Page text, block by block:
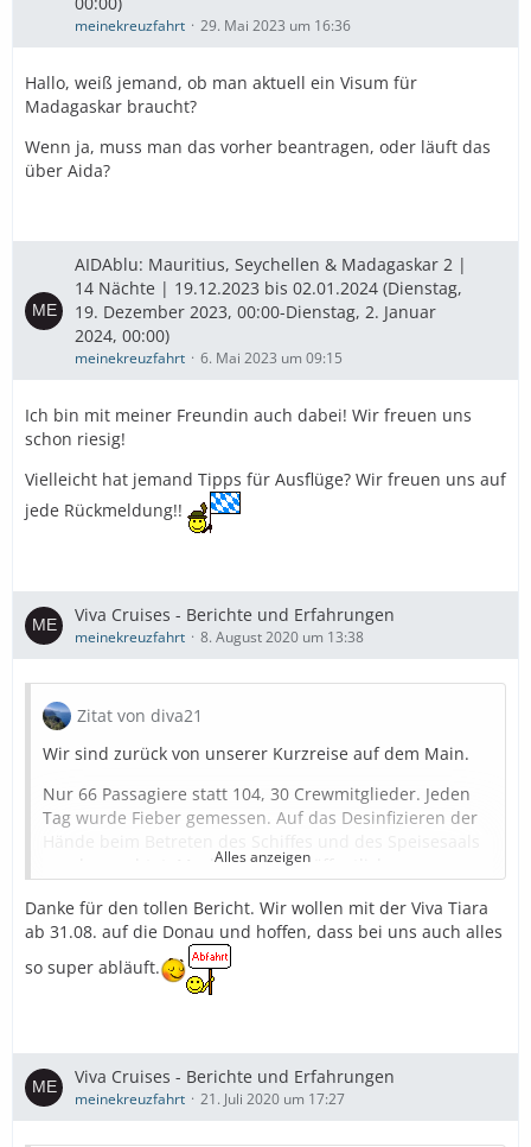
meinekreuzfahrt 29. Mai 2023 um 16:36
Hallo, weiß jemand, ob man aktuell ein Visum für
Madagaskar braucht?
Wenn ja, muss man das vorher beantragen, oder läuft das
über Aida?
AIDAblu: Mauritius, Seychellen & Madagaskar 2 |
14 Nächte | 19.12.2023 bis 02.01.2024 (Dienstag,
19. Dezember 2023, 00:00-Dienstag, 2. Januar
2024, 00:00)
meinekreuzfahrt 6. Mai 2023 um 09:15
Ich bin mit meiner Freundin auch dabei! Wir freuen uns
schon riesig!
Vielleicht hat jemand Tipps für Ausflüge? Wir freuen uns auf
jede Rückmeldung!!
Viva Cruises - Berichte und Erfahrungen
meinekreuzfahrt 8. August 2020 um 13:38
Zitat von diva21
Wir sind zurück von unserer Kurzreise auf dem Main.
Nur 66 Passagiere statt 104, 30 Crewmitglieder. Jeden
Tag wurde Fieber gemessen. Auf das Desinfizieren der
wurde geachtet. Maskenpflicht in öffentlichen
abgenommen werden. Es gibt Einbahnstraßen, auf die
auch immer wieder hingewiesen wurde. War teilweise
umständlich, man konnte auch gucken, ob "alles frei"
war und dann gehen.
neuwertig. Badausstattung: begehbare Dusche, Villeroy
und Boch, toller großer Spiegelschrank. Bett bequem,
mit einem grossen Oberbett.
Alles anzeigen
Danke für den tollen Bericht. Wir wollen mit der Viva Tiara
ab 31.08. auf die Donau und hoffen, dass bei uns auch alles
so super abläuft.
Viva Cruises - Berichte und Erfahrungen
meinekreuzfahrt 21. Juli 2020 um 17:27